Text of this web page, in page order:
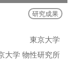
研究成果
東京大学
大学 物性研究所